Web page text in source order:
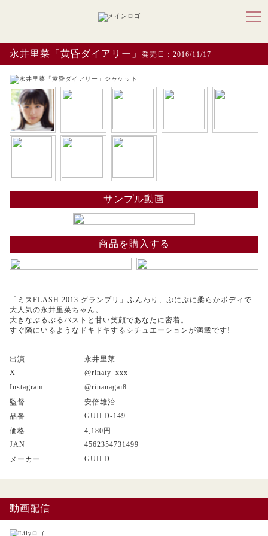
永井里菜「黄昏ダイアリー」 発売日：2016/11/17
サンプル動画
商品を購入する
「ミスFLASH 2013 グランプリ」ふんわり、ぷにぷに柔らかボディで
大人気の永井里菜ちゃん。
大きなぷるぷるバストと甘い笑顔であなたに密着。
すぐ隣にいるようなドキドキするシチュエーションが満載です!
出演
永井里菜
X
@rinaty_xxx
Instagram
@rinanagai8
監督
安倍雄治
品番
GUILD-149
価格
4,180円
JAN
4562354731499
メーカー
GUILD
動画配信